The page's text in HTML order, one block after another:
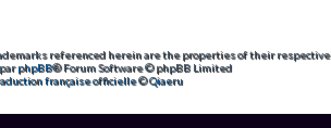
referenced herein are the properties of their respective
phpBB® Forum Software © phpBB Limited
française officielle©Qiaeru